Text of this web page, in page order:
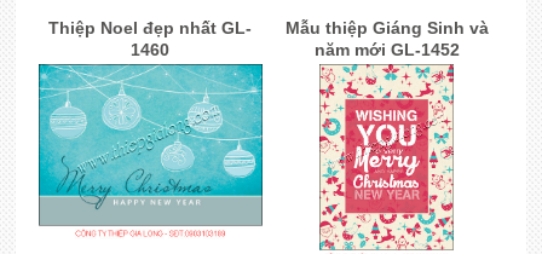
Thiệp Noel đẹp nhất GL-
1460
Mẫu thiệp Giáng Sinh và
năm mới GL-1452